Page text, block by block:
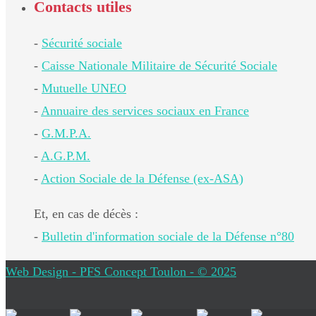
Contacts utiles
- Sécurité sociale
- Caisse Nationale Militaire de Sécurité Sociale
- Mutuelle UNEO
- Annuaire des services sociaux en France
- G.M.P.A.
- A.G.P.M.
- Action Sociale de la Défense (ex-ASA)
Et, en cas de décès :
- Bulletin d'information sociale de la Défense n°80
Web Design - PFS Concept Toulon - © 2025